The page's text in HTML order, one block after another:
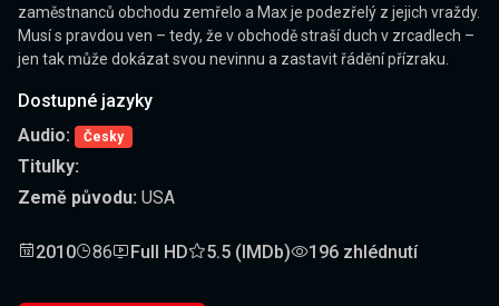
zaměstnanců obchodu zemřelo a Max je podezřelý z jejich vraždy.
Musí s pravdou ven – tedy, že v obchodě straší duch v zrcadlech –
jen tak může dokázat svou nevinnu a zastavit řádění přízraku.
Dostupné jazyky
Audio:
Česky
Titulky:
Země původu: USA
2010 86 Full HD 5.5 (IMDb) 196 zhlédnutí